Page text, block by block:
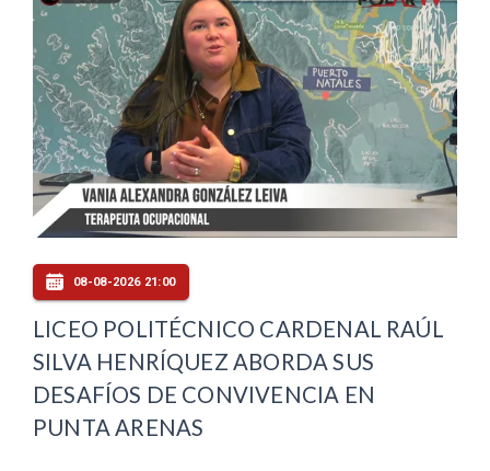
08-08-2026 21:00
LICEO POLITÉCNICO CARDENAL RAÚL
SILVA HENRÍQUEZ ABORDA SUS
DESAFÍOS DE CONVIVENCIA EN
PUNTA ARENAS